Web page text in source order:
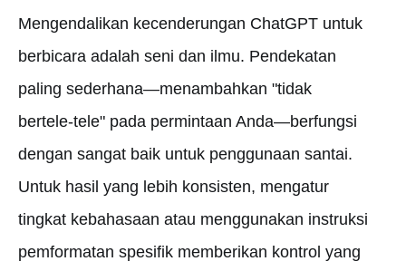
Mengendalikan kecenderungan ChatGPT untuk
berbicara adalah seni dan ilmu. Pendekatan
paling sederhana—menambahkan "tidak
bertele-tele" pada permintaan Anda—berfungsi
dengan sangat baik untuk penggunaan santai.
Untuk hasil yang lebih konsisten, mengatur
tingkat kebahasaan atau menggunakan instruksi
pemformatan spesifik memberikan kontrol yang